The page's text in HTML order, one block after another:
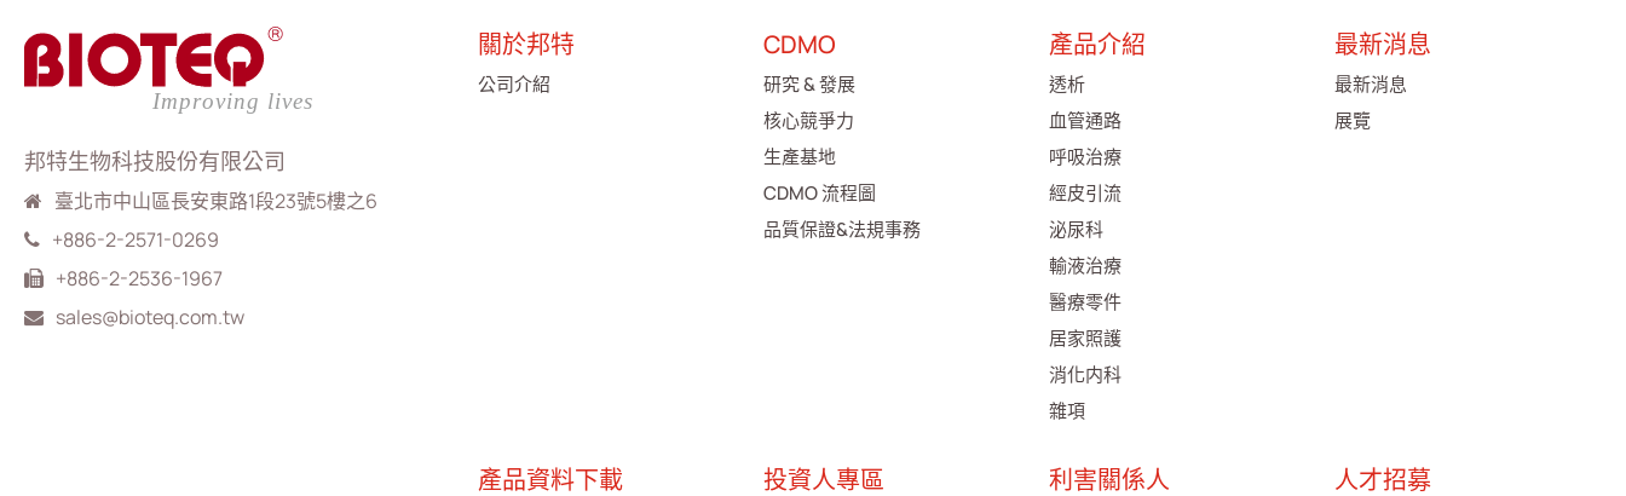
邦特生物科技股份有限公司
臺北市中山區長安東路1段23號5樓之6
+886-2-2571-0269
+886-2-2536-1967
sales@bioteq.com.tw
關於邦特
公司介紹
CDMO
研究 & 發展
核心競爭力
生產基地
CDMO 流程圖
品質保證&法規事務
產品介紹
透析
血管通路
呼吸治療
經皮引流
泌尿科
輸液治療
醫療零件
居家照護
消化内科
雜項
最新消息
最新消息
展覽
產品資料下載 投資人專區 利害關係人 人才招募